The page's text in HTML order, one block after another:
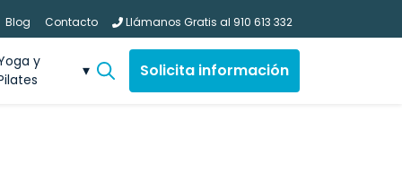
Blog Contacto Llámanos Gratis al 910 613 332
y
Solicita información